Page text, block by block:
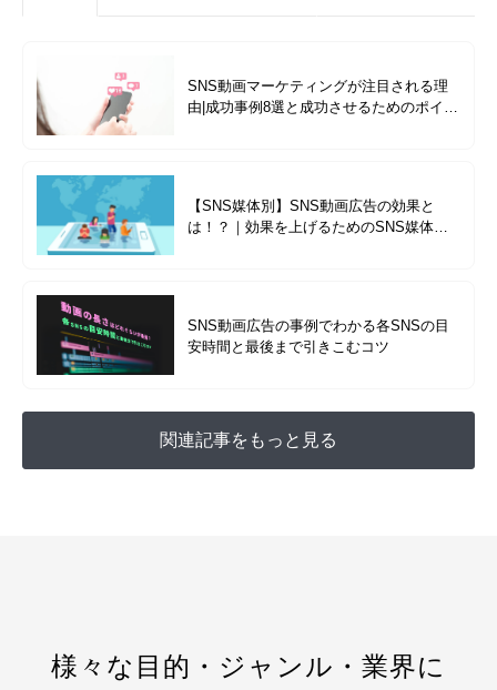
SNS動画マーケティングが注目される理
由|成功事例8選と成功させるためのポイン
【SNS媒体別】SNS動画広告の効果と
は！？｜効果を上げるためのSNS媒体ご
SNS動画広告の事例でわかる各SNSの目
安時間と最後まで引きこむコツ
関連記事をもっと見る
様々な目的・ジャンル・業界に